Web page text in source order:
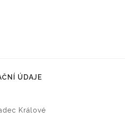
ÚDAJE
Králové